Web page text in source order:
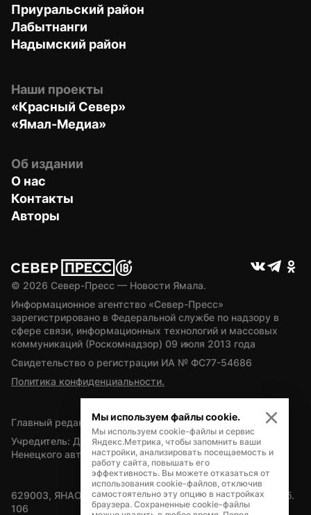
Приуральский район
Лабытнанги
Надымский район
Наши проекты
«Красный Север»
«Ямал-Медиа»
Об издании
О нас
Контакты
Авторы
© 2026 Север-Пресс — Новости Ямала.
Информационное агентство «Север-Пресс»
зарегистрировано в Федеральной службе по надзору в
сфере связи, информационных технологий и массовых
коммуникаций (Роскомнадзор) 09 июля 2013 года
Свидетельство о регистрации ИА № ФС77-54686
Политика конфиденциальности.
Главный редактор — А.Л. Поздеев
Учредитель: Департамент внутренней политики Ямало-
Ненецкого автономного округа
629003, ЯНАО, Салехард, мкр. Богдана Кнунянца, д.1, каб.
106
Мы используем файлы cookie.
Мы используем cookie-файлы и сервис
Яндекс.Метрика, чтобы запомнить ваши
настройки, анализировать посещаемость и
работу сайта, повышать его
эффективность. Вы можете отказаться от
использования cookie-файлов, отключив
самостоятельно эту опцию в настройках
браузера. Сохраненные cookie-файлы